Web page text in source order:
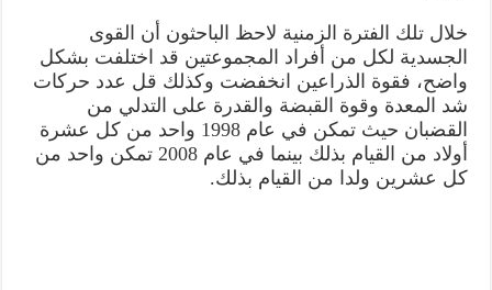
خلال تلك الفترة الزمنية لاحظ الباحثون أن القوى
الجسدية لكل من أفراد المجموعتين قد اختلفت بشكل
واضح، فقوة الذراعين انخفضت وكذلك قل عدد حركات
شد المعدة وقوة القبضة والقدرة على التدلي من
القضبان حيث تمكن في عام 1998 واحد من كل عشرة
أولاد من القيام بذلك بينما في عام 2008 تمكن واحد من
كل عشرين ولدا من القيام بذلك.